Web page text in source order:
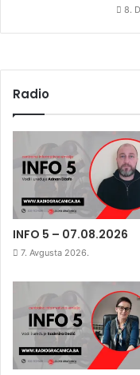
8.
Radio
INFO 5 – 07.08.2026
7. Avgusta 2026.